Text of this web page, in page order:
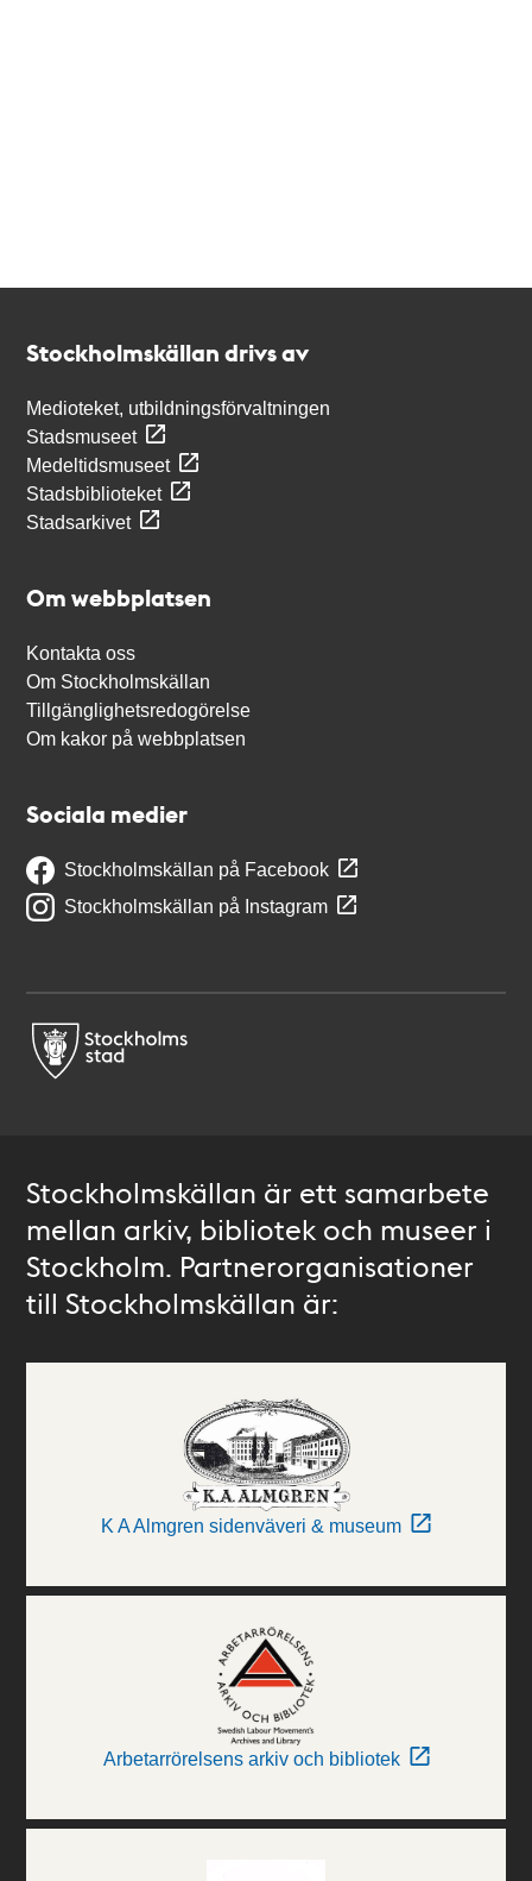
Stockholmskällan drivs av
Medioteket, utbildningsförvaltningen
Stadsmuseet
Medeltidsmuseet
Stadsbiblioteket
Stadsarkivet
Om webbplatsen
Kontakta oss
Om Stockholmskällan
Tillgänglighetsredogörelse
Om kakor på webbplatsen
Sociala medier
Stockholmskällan på Facebook
Stockholmskällan på Instagram
Stockholmskällan är ett samarbete
mellan arkiv, bibliotek och museer i
Stockholm. Partnerorganisationer
till Stockholmskällan är:
K A Almgren sidenväveri & museum
Arbetarrörelsens arkiv och bibliotek